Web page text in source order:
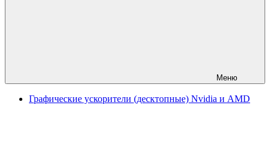
Меню
Графические ускорители (десктопные) Nvidia и AMD